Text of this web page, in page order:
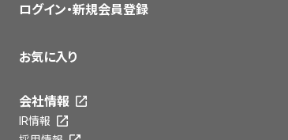
ログイン・新規会員登録
お気に入り
会社情報
IR情報